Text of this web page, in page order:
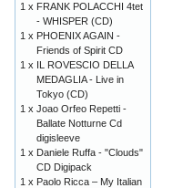
1 x FRANK POLACCHI 4tet
- WHISPER (CD)
1 x PHOENIX AGAIN -
Friends of Spirit CD
1 x IL ROVESCIO DELLA
MEDAGLIA - Live in
Tokyo (CD)
1 x Joao Orfeo Repetti -
Ballate Notturne Cd
digisleeve
1 x Daniele Ruffa - "Clouds"
CD Digipack
1 x Paolo Ricca – My Italian